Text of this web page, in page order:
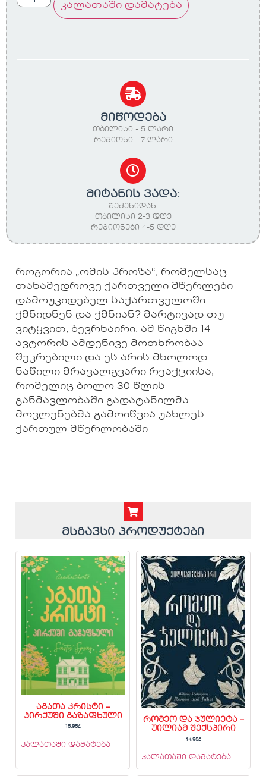
კალათაში დამატება
მიწოდება
თბილისი - 5 ლარი
რეგიონი - 7 ლარი
მიტანის ვადა:
შეძენიდან:
თბილისი 2-3 დღე
რეგიონები 4-5 დღე
როგორია „ომის პროზა“, რომელსაც
თანამედროვე ქართველი მწერლები
დამოუკიდებელ საქართველოში
ქმნიდნენ და ქმნიან? მარტივად თუ
ვიტყვით, ბევრნაირი. ამ წიგნში 14
ავტორის ამდენივე მოთხრობაა
შეკრებილი და ეს არის მხოლოდ
ნაწილი მრავალგვარი რეაქციისა,
რომელიც ბოლო 30 წლის
განმავლობაში გადატანილმა
მოვლენებმა გამოიწვია უახლეს
ქართულ მწერლობაში
მსგავსი პროდუქტები
აგათა კრისტი –
პირქუში გაზაფხული
15.95₾
კალათაში დამატება
რომეო და ჯულიეტა –
უილიამ შექსპირი
14.95₾
კალათაში დამატება